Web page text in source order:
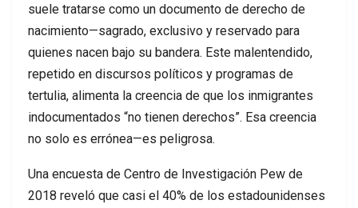
suele tratarse como un documento de derecho de
nacimiento—sagrado, exclusivo y reservado para
quienes nacen bajo su bandera. Este malentendido,
repetido en discursos políticos y programas de
tertulia, alimenta la creencia de que los inmigrantes
indocumentados “no tienen derechos”. Esa creencia
no solo es errónea—es peligrosa.
Una encuesta de Centro de Investigación Pew de
2018 reveló que casi el 40% de los estadounidenses